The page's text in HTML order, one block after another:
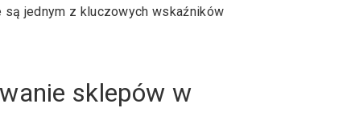
jednym z kluczowych wskaźników
sklepów w